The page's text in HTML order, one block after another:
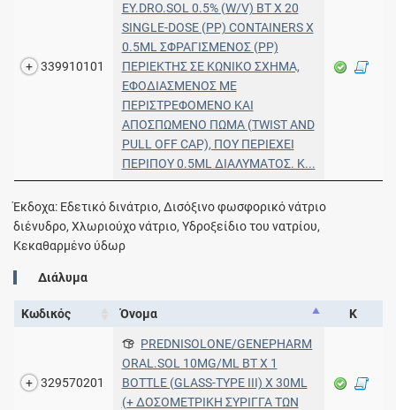
339910101
EY.DRO.SOL 0.5% (W/V) BT X 20
SINGLE-DOSE (PP) CONTAINERS X
0.5ML ΣΦΡΑΓΙΣΜΕΝΟΣ (PP)
ΠΕΡΙΕΚΤΗΣ ΣΕ ΚΩΝΙΚΟ ΣΧΗΜΑ,
ΕΦΟΔΙΑΣΜΕΝΟΣ ΜΕ
ΠΕΡΙΣΤΡΕΦΟΜΕΝΟ ΚΑΙ
ΑΠΟΣΠΩΜΕΝΟ ΠΩΜΑ (TWIST AND
PULL OFF CAP), ΠΟΥ ΠΕΡΙΕΧΕΙ
ΠΕΡΙΠΟΥ 0.5ML ΔΙΑΛΥΜΑΤΟΣ. Κ...
Έκδοχα: Εδετικό δινάτριο, Δισόξινο φωσφορικό νάτριο
διένυδρο, Χλωριούχο νάτριο, Υδροξείδιο του νατρίου,
Κεκαθαρμένο ύδωρ
Διάλυμα
Κωδικός Όνομα Κ
329570201
PREDNISOLONE/GENEPHARM
ORAL.SOL 10MG/ML BT X 1
BOTTLE (GLASS-TYPE III) X 30ML
(+ ΔΟΣΟΜΕΤΡΙΚΗ ΣΥΡΙΓΓΑ ΤΩΝ